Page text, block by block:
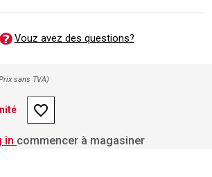
Vouz avez des questions?
​​sans TVA)
favorite_border
in commencer à magasiner